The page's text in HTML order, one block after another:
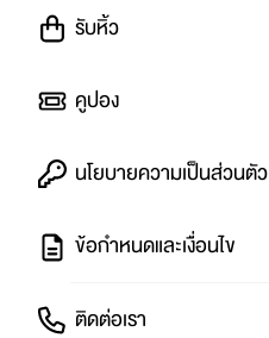
รับหิ้ว
คูปอง
นโยบายความเป็นส่วนตัว
ข้อกำหนดและเงื่อนไข
ติดต่อเรา